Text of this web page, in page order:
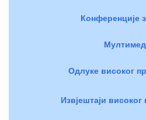
Конференције
Одлуке високог
Извјештаји